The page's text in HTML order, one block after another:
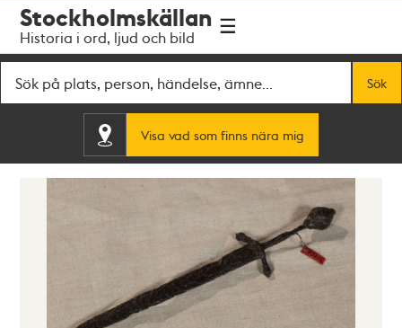
navigationen
huvudinnehållet
Stockholmskällan
Historia i ord, ljud och bild
Sök
Visa vad som finns nära mig